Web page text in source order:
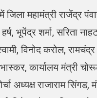
महामंत्री राजेंद्र
भूपेंद्र शर्मा, सरिता
विनोद करोल,
कार्यालय मंत्री
अध्यक्ष राजाराम